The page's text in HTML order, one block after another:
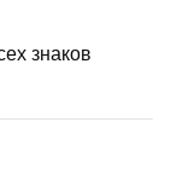
знаков